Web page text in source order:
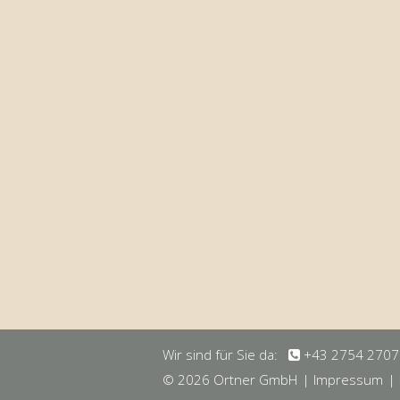
Wir sind für Sie da:
+43 2754 2707
© 2026 Ortner GmbH | Impressum |